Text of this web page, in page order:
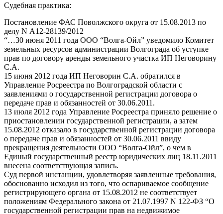
Судебная практика:
Постановление ФАС Поволжского округа от 15.08.2013 по
делу N А12-28139/2012
“…30 июня 2011 года ООО “Волга-Ойл” уведомило Комитет
земельных ресурсов администрации Волгограда об уступке
прав по договору аренды земельного участка ИП Неговорину
С.А.
15 июня 2012 года ИП Неговорин С.А. обратился в
Управление Росреестра по Волгоградской области с
заявлениями о государственной регистрации договора о
передаче прав и обязанностей от 30.06.2011.
13 июля 2012 года Управление Росреестра приняло решение о
приостановлении государственной регистрации, а затем
15.08.2012 отказало в государственной регистрации договора
о передаче прав и обязанностей от 30.06.2011 ввиду
прекращения деятельности ООО “Волга-Ойл”, о чем в
Единый государственный реестр юридических лиц 18.11.2011
внесена соответствующая запись.
Суд первой инстанции, удовлетворяя заявленные требования,
обоснованно исходил из того, что оспариваемое сообщение
регистрирующего органа от 15.08.2012 не соответствует
положениям Федерального закона от 21.07.1997 N 122-ФЗ “О
государственной регистрации прав на недвижимое